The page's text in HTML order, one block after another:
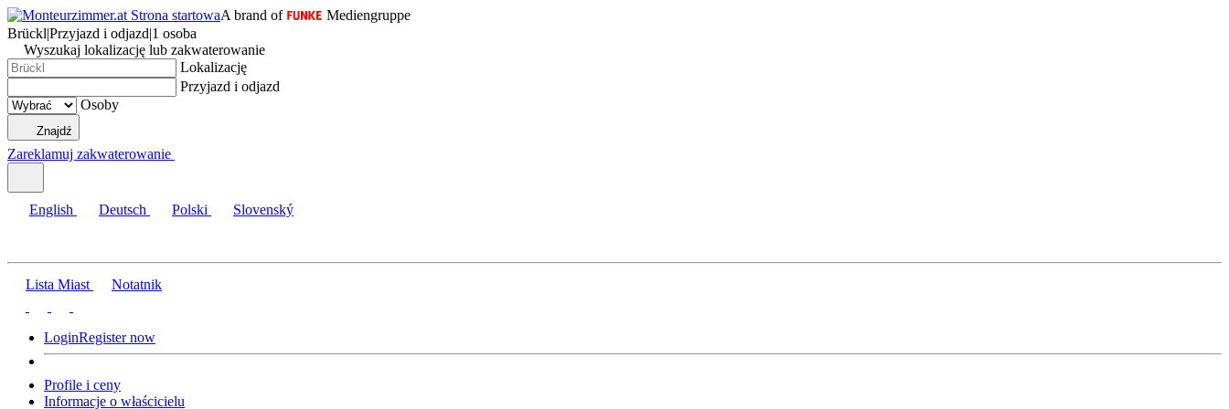
A brand of
Mediengruppe
Brückl|Przyjazd i odjazd|1 osoba
Wyszukaj lokalizację lub zakwaterowanie
Lokalizację
Przyjazd i odjazd
Osoby
Znajdź
Zareklamuj zakwaterowanie
English Deutsch Polski Slovenský
Lista Miast Notatnik
LoginRegister now
Profile i ceny
Informacje o właścicielu